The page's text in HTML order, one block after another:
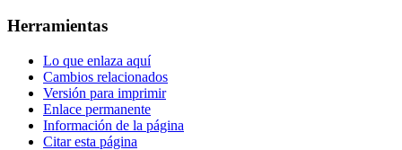
Herramientas
Lo que enlaza aquí
Cambios relacionados
Versión para imprimir
Enlace permanente
Información de la página
Citar esta página